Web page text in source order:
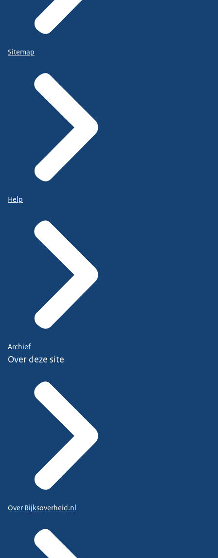
Sitemap
Help
Archief
Over deze site
Over Rijksoverheid.nl